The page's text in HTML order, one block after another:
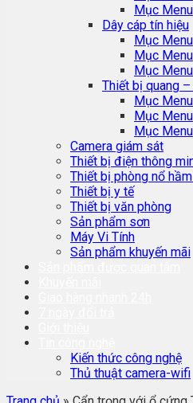
Mục Menu
Dây cáp tín hiệu
Mục Menu
Mục Menu
Mục Menu
Thiết bị quang
Mục Menu
Mục Menu
Mục Menu
Camera giám sát
Thiết bị điện thông
Thiết bị phòng nổ
Thiết bị y tế
Thiết bị văn phòng
Sản phẩm sơn
Máy Vi Tính
Sản phẩm khuyến mãi
Kiến thức công nghệ
Thủ thuật camera-wifi